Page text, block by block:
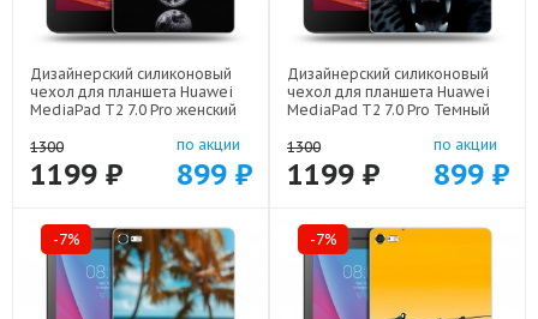
Дизайнерский силиконовый
чехол для планшета Huawei
MediaPad T2 7.0 Pro женский
1300
1199 ₽
по акции
899 ₽
Дизайнерский силиконовый
чехол для планшета Huawei
MediaPad T2 7.0 Pro Темный
1300
1199 ₽
по акции
899 ₽
-7% -7%